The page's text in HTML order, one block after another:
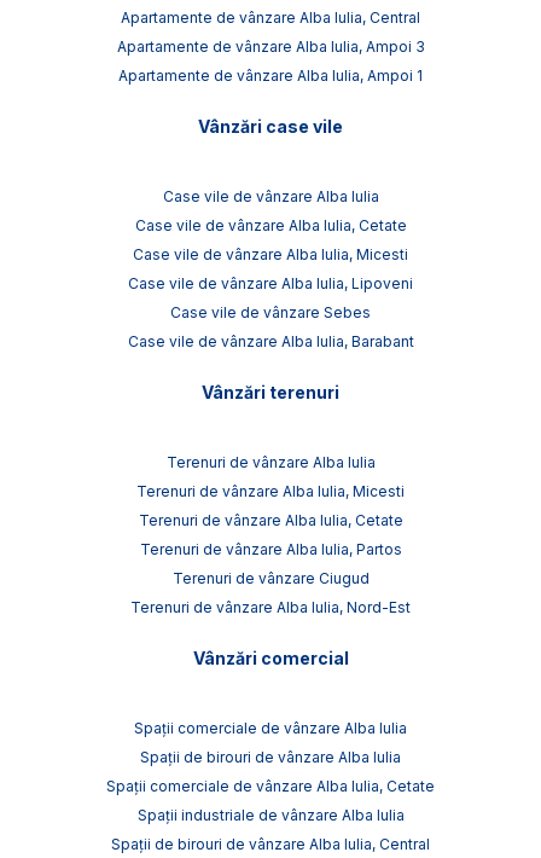
Apartamente de vânzare Alba Iulia, Central
Apartamente de vânzare Alba Iulia, Ampoi 3
Apartamente de vânzare Alba Iulia, Ampoi 1
Vânzări case vile
Case vile de vânzare Alba Iulia
Case vile de vânzare Alba Iulia, Cetate
Case vile de vânzare Alba Iulia, Micesti
Case vile de vânzare Alba Iulia, Lipoveni
Case vile de vânzare Sebes
Case vile de vânzare Alba Iulia, Barabant
Vânzări terenuri
Terenuri de vânzare Alba Iulia
Terenuri de vânzare Alba Iulia, Micesti
Terenuri de vânzare Alba Iulia, Cetate
Terenuri de vânzare Alba Iulia, Partos
Terenuri de vânzare Ciugud
Terenuri de vânzare Alba Iulia, Nord-Est
Vânzări comercial
Spații comerciale de vânzare Alba Iulia
Spații de birouri de vânzare Alba Iulia
Spații comerciale de vânzare Alba Iulia, Cetate
Spații industriale de vânzare Alba Iulia
Spații de birouri de vânzare Alba Iulia, Central